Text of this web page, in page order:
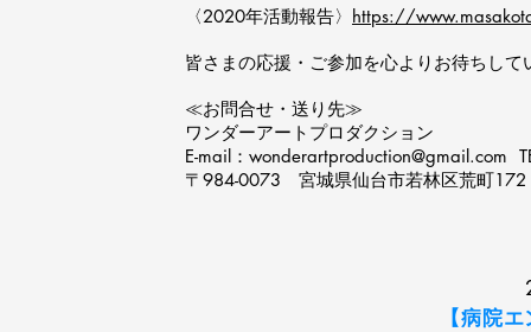
〈2020年活動報告〉 https://
皆さまの応援・ご参加を心よりお待ちして
≪お問合せ・送り先≫
ワンダーアートプロダクション
E-mail： wonderartproduction@gmail.com
〒984-0073 宮城県仙台市若林区荒町
【病院